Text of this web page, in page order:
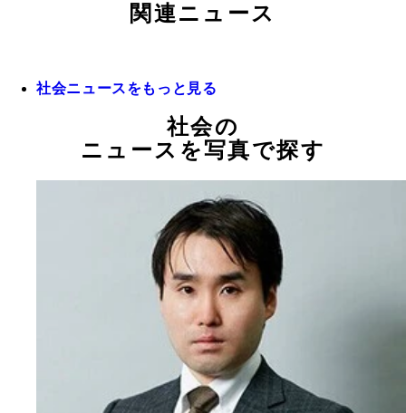
関連ニュース
社会ニュースをもっと見る
社会の
ニュースを写真で探す